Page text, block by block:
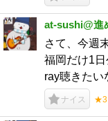
at-sushi@進
さて、今週
福岡だけ1日
ray聴きたい
ナイス ★3